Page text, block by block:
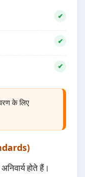
के लिए
होते हैं।